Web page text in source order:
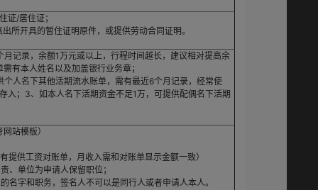
证/居住证；
所开具的暂住证明原件，或提供劳动合同证明。
记录，余额1万元或以上，行程时间越长，建议相对提高余
有本人姓名以及加盖银行业务章；
人名下其他活期流水账单，需有最近6个月记录，经常使
入；3、如本人名下活期资金不足1万，可提供配偶名下活期
站模板）
提供工资对账单，月收入需和对账单显示金额一致）
、单位为申请人保留职位；
字和职务，签名人不可以是同行人或者申请人本人。